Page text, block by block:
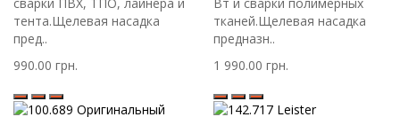
тента.Щелевая насадка
пред..
990.00 грн.
тканей.Щелевая насадка
предназн..
1 990.00 грн.